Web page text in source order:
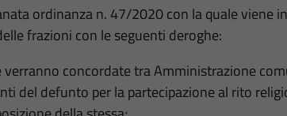
ordinanza n. 47/2020 con la quale viene
frazioni con le seguenti deroghe:
concordate tra Amministrazione
del defunto per la partecipazione al rito